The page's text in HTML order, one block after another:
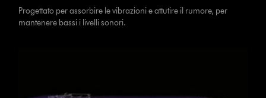
Progettato per assorbire le vibrazioni e attutire il rumore, per
mantenere bassi i livelli sonori.